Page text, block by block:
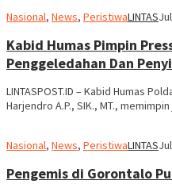
Nasional, News, PeristiwaLINTAS
Kabid Humas Pimpin
Penggeledahan Dan
LINTASPOST.ID – Kabid Humas
Harjendro A.P., SIK., MT.,
Nasional, News, PeristiwaLINTAS
Pengemis di Gorontalo